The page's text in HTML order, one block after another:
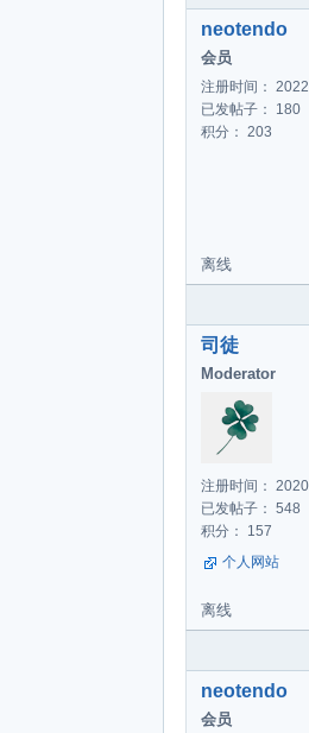
neotendo
会员
注册时间：
已发帖子： 180
积分： 203
离线
司徒
Moderator
注册时间：
已发帖子： 548
积分： 157
个人网站
离线
neotendo
会员